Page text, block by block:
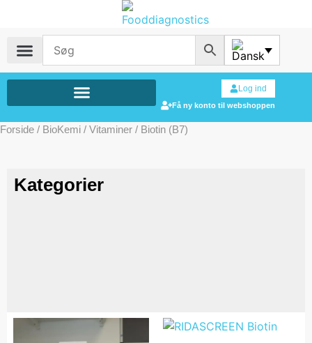
Log ind
Få ny konto til webshoppen
Forside / BioKemi / Vitaminer / Biotin (B7)
Kategorier